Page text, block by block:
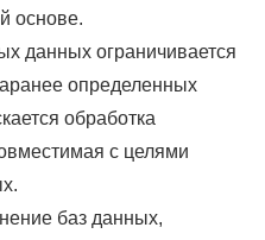
основе.
данных ограничивается
определенных
обработка
с целями
баз данных,